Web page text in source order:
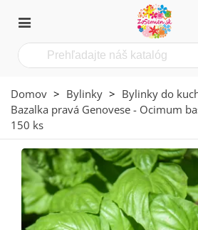
Domov > Bylinky > Bylinky do
Bazalka pravá Genovese - Ocimum
150 ks